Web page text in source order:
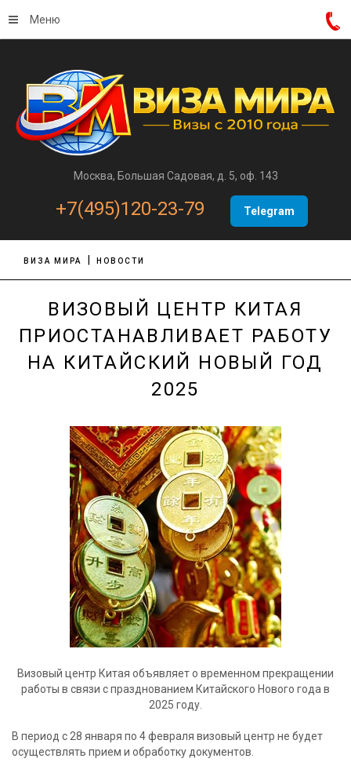
Москва, Большая Садовая, д. 5, оф. 143
+7(495)120-23-79 Telegram
Меню
ВИЗА МИРА НОВОСТИ
ВИЗОВЫЙ ЦЕНТР КИТАЯ
ПРИОСТАНАВЛИВАЕТ РАБОТУ
НА КИТАЙСКИЙ НОВЫЙ ГОД
2025
Визовый центр Китая объявляет о временном прекращении
работы в связи с празднованием Китайского Нового года в
2025 году.
В период с 28 января по 4 февраля визовый центр не будет
осуществлять прием и обработку документов.